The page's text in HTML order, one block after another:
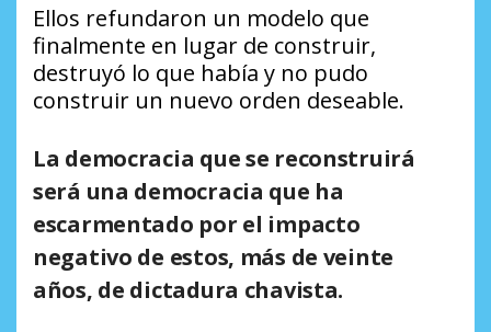
Ellos refundaron un modelo que
finalmente en lugar de construir,
destruyó lo que había y no pudo
construir un nuevo orden deseable.
La democracia que se reconstruirá
será una democracia que ha
escarmentado por el impacto
negativo de estos, más de veinte
años, de dictadura chavista.